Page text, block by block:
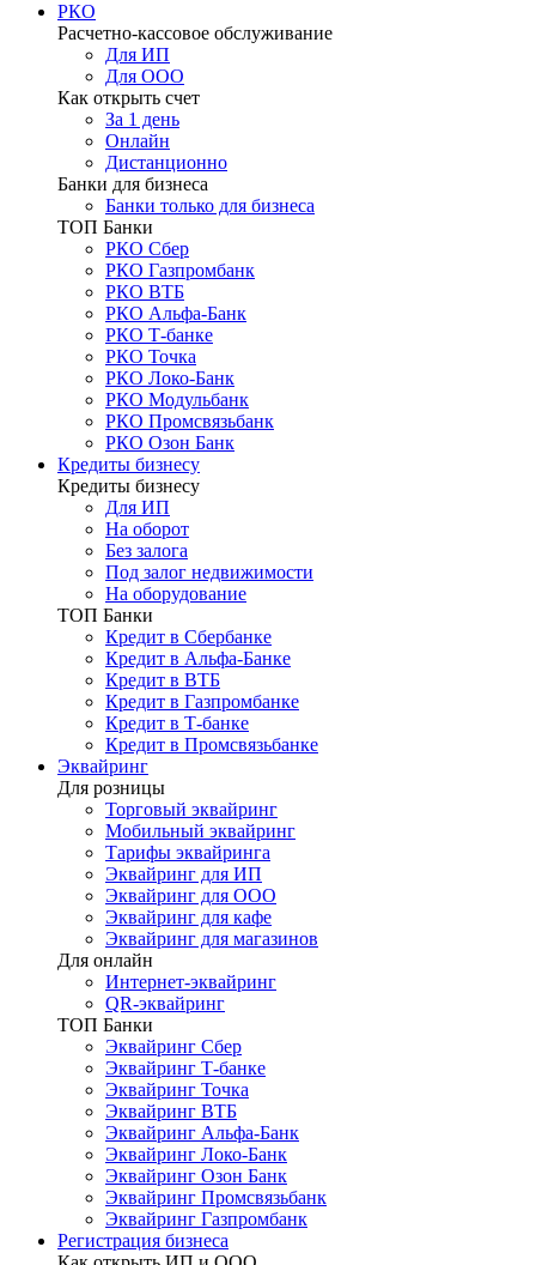
РКО
Расчетно-кассовое обслуживание
Для ИП
Для ООО
Как открыть счет
За 1 день
Онлайн
Дистанционно
Банки для бизнеса
Банки только для бизнеса
ТОП Банки
РКО Сбер
РКО Газпромбанк
РКО ВТБ
РКО Альфа-Банк
РКО Т-банке
РКО Точка
РКО Локо-Банк
РКО Модульбанк
РКО Промсвязьбанк
РКО Озон Банк
Кредиты бизнесу
Кредиты бизнесу
Для ИП
На оборот
Без залога
Под залог недвижимости
На оборудование
ТОП Банки
Кредит в Сбербанке
Кредит в Альфа-Банке
Кредит в ВТБ
Кредит в Газпромбанке
Кредит в Т-банке
Кредит в Промсвязьбанке
Эквайринг
Для розницы
Торговый эквайринг
Мобильный эквайринг
Тарифы эквайринга
Эквайринг для ИП
Эквайринг для ООО
Эквайринг для кафе
Эквайринг для магазинов
Для онлайн
Интернет-эквайринг
QR-эквайринг
ТОП Банки
Эквайринг Сбер
Эквайринг Т-банке
Эквайринг Точка
Эквайринг ВТБ
Эквайринг Альфа-Банк
Эквайринг Локо-Банк
Эквайринг Озон Банк
Эквайринг Промсвязьбанк
Эквайринг Газпромбанк
Регистрация бизнеса